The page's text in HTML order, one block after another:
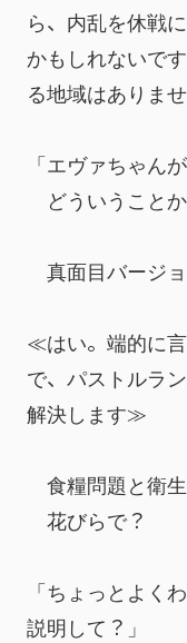
ら、内乱を休戦
かもしれないで
る地域はありま
「エヴァちゃん
どういうこと
真面目バージョ
≪はい。端的に
で、パストルラ
解決します≫
食糧問題と衛
花びらで？
「ちょっとよく
説明して？」